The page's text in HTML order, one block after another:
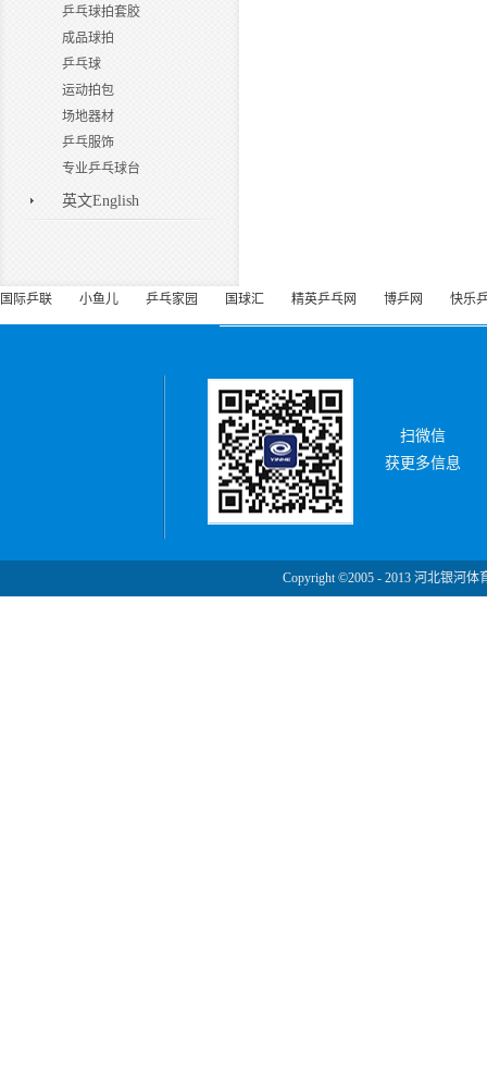
乒乓球拍套胶
成品球拍
乒乓球
运动拍包
场地器材
乒乓服饰
专业乒乓球台
英文English
国际乒联 小鱼儿 乒乓家园 国球汇 精英乒乓网 博乒网 快乐
扫微信
获更多信息
Copyright ©2005 - 2013 河北银河体